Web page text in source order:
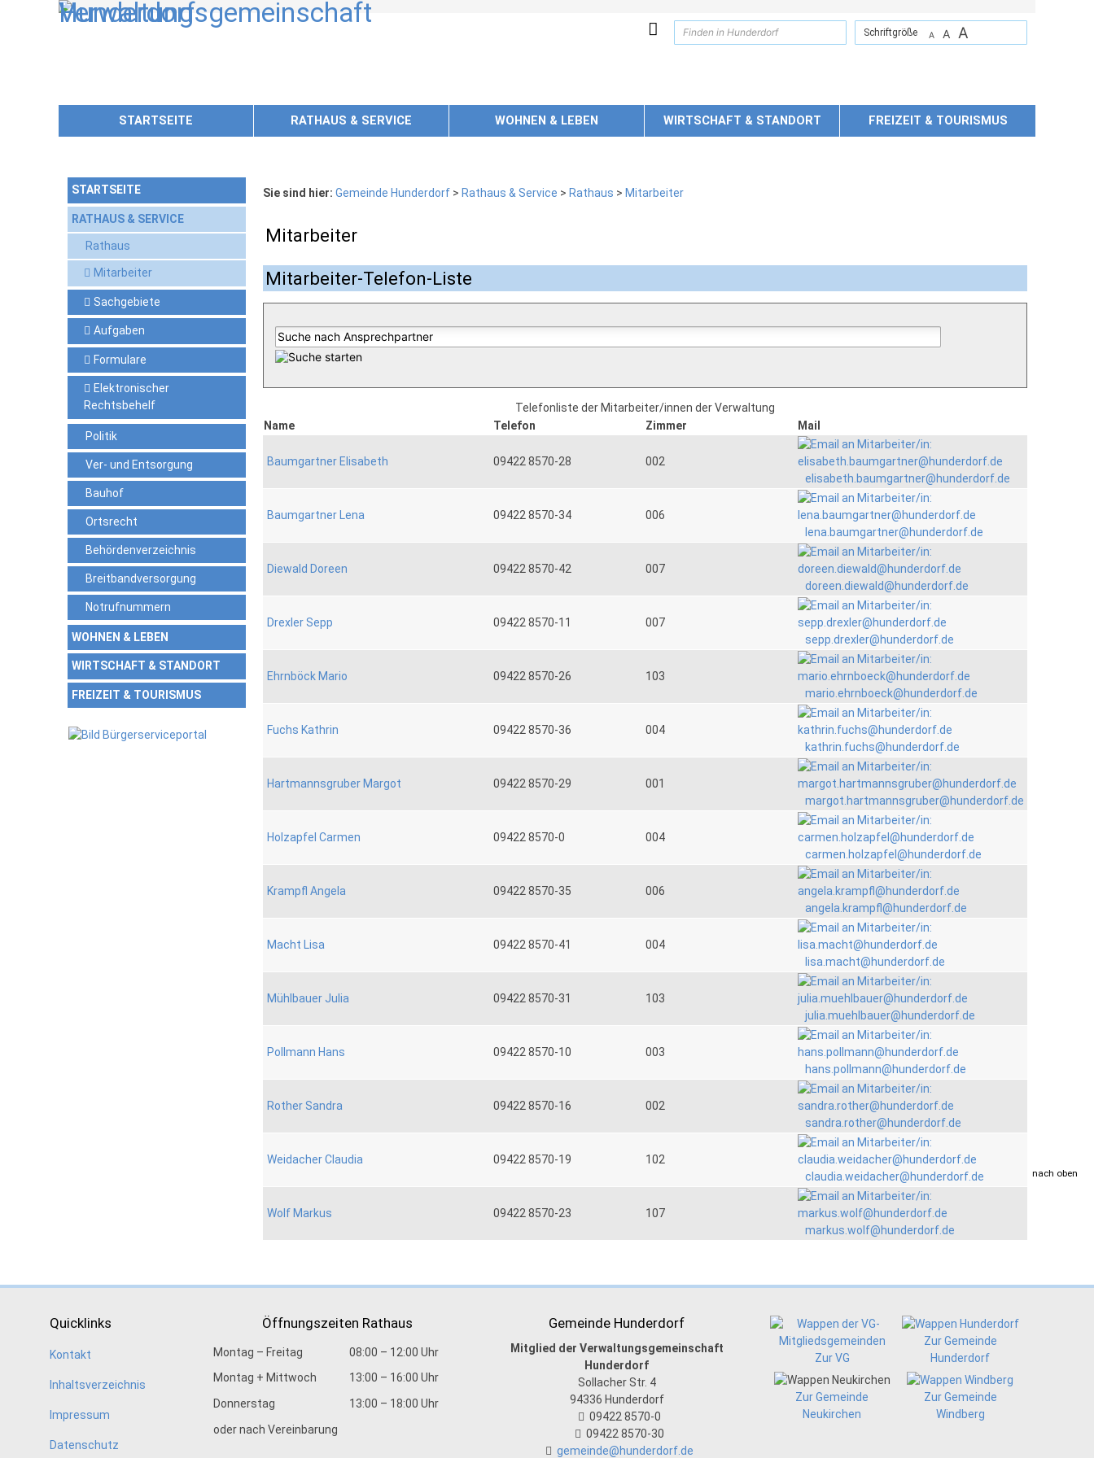
,zur Navigation oderzur Startseite springen.
Schriftgröße A A A
STARTSEITE RATHAUS & SERVICE WOHNEN & LEBEN WIRTSCHAFT & STANDORT FREIZEIT & TOURISMUS
STARTSEITE
RATHAUS & SERVICE
Rathaus
Mitarbeiter
Sachgebiete
Aufgaben
Formulare
Elektronischer
Rechtsbehelf
Politik
Ver- und Entsorgung
Bauhof
Ortsrecht
Behördenverzeichnis
Breitbandversorgung
Notrufnummern
WOHNEN & LEBEN
WIRTSCHAFT & STANDORT
FREIZEIT & TOURISMUS
Sie sind hier: Gemeinde Hunderdorf> Rathaus & Service > Rathaus > Mitarbeiter
Mitarbeiter
Mitarbeiter-Telefon-Liste
Telefonliste der Mitarbeiter/innen der Verwaltung
Name
Telefon Zimmer Mail
Baumgartner Elisabeth 09422 8570-28
002
elisabeth.baumgartner@hunderdorf.de
Baumgartner Lena 09422 8570-34
006
lena.baumgartner@hunderdorf.de
Diewald Doreen 09422 8570-42
007
doreen.diewald@hunderdorf.de
Drexler Sepp 09422 8570-11
007
sepp.drexler@hunderdorf.de
Ehrnböck Mario 09422 8570-26
103
mario.ehrnboeck@hunderdorf.de
Fuchs Kathrin 09422 8570-36
004
kathrin.fuchs@hunderdorf.de
Hartmannsgruber Margot 09422 8570-29
001
margot.hartmannsgruber@hunderdorf.de
Holzapfel Carmen 09422 8570-0
004
carmen.holzapfel@hunderdorf.de
Krampfl Angela 09422 8570-35
006
angela.krampfl@hunderdorf.de
Macht Lisa 09422 8570-41
004
lisa.macht@hunderdorf.de
Mühlbauer Julia 09422 8570-31
103
julia.muehlbauer@hunderdorf.de
Pollmann Hans 09422 8570-10
003
hans.pollmann@hunderdorf.de
Rother Sandra 09422 8570-16
002
sandra.rother@hunderdorf.de
Weidacher Claudia 09422 8570-19
102
claudia.weidacher@hunderdorf.de
Wolf Markus 09422 8570-23
107
markus.wolf@hunderdorf.de
drucken nach oben
Quicklinks
Kontakt
Inhaltsverzeichnis
Impressum
Datenschutz
Öffnungszeiten Rathaus
Montag – Freitag
08:00 – 12:00 Uhr
Montag + Mittwoch
13:00 – 16:00 Uhr
Donnerstag
13:00 – 18:00 Uhr
oder nach Vereinbarung
Gemeinde Hunderdorf
Mitglied der Verwaltungsgemeinschaft
Hunderdorf
Sollacher Str. 4
94336 Hunderdorf
09422 8570-0
09422 8570-30
gemeinde@hunderdorf.de
Zur VG
Zur Gemeinde
Hunderdorf
Zur Gemeinde
Neukirchen
Zur Gemeinde
Windberg